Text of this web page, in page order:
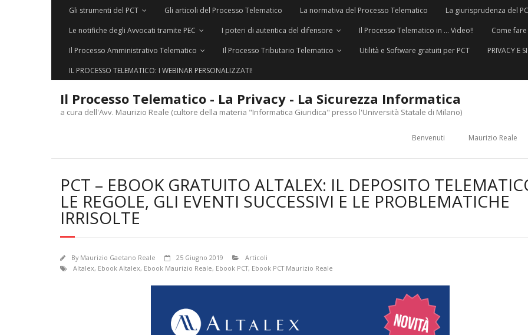
Gli strumenti del PCT Gli articoli del Processo Telematico La normativa del Processo Telematico
La giurisprudenza del
Le notifiche degli Avvocati tramite PEC
I poteri di autentica del difensore Il Processo Telematico in … Video!!
Come
Il Processo Amministrativo Telematico
Il Processo Tributario Telematico Utilità e Software gratuiti per PCT
PRIVACY E
IL PROCESSO TELEMATICO: I WEBINAR PERSONALIZZATI!
Il Processo Telematico - La Privacy - La Sicurezza Informatica
a cura dell'Avv. Maurizio Reale (cultore della materia "Informatica Giuridica" presso l'Università Statale di Milano)
Benvenuti Maurizio Reale
PCT – EBOOK GRATUITO ALTALEX: IL DEPOSITO
LE REGOLE, GLI EVENTI SUCCESSIVI E LE PROBLEMATICHE
IRRISOLTE
By Maurizio Gaetano Reale 25 Giugno 2019
Articoli
Altalex, Ebook Altalex, Ebook Maurizio Reale, Ebook PCT, Ebook PCT Maurizio Reale